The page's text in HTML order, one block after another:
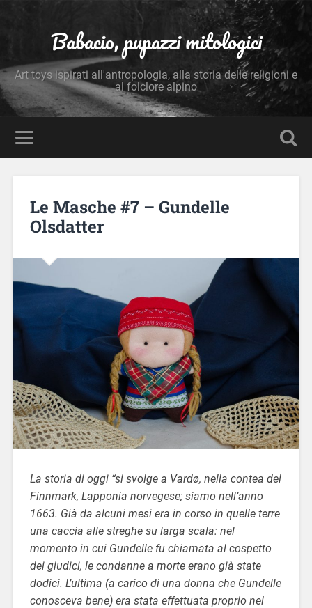
Babacio, pupazzi mitologici
Art toys ispirati all'antropologia, alla storia delle religioni e
al folclore alpino
Le Masche #7 – Gundelle
Olsdatter
La storia di oggi “si svolge a Vardø, nella contea del
Finnmark, Lapponia norvegese; siamo nell’anno
1663. Già da alcuni mesi era in corso in quelle terre
una caccia alle streghe su larga scala: nel
momento in cui Gundelle fu chiamata al cospetto
dei giudici, le condanne a morte erano già state
dodici. L’ultima (a carico di una donna che Gundelle
conosceva bene) era stata effettuata proprio nel